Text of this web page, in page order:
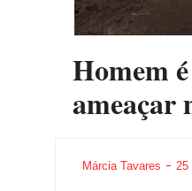
Homem
ameaçar
Márcia Tavares 25